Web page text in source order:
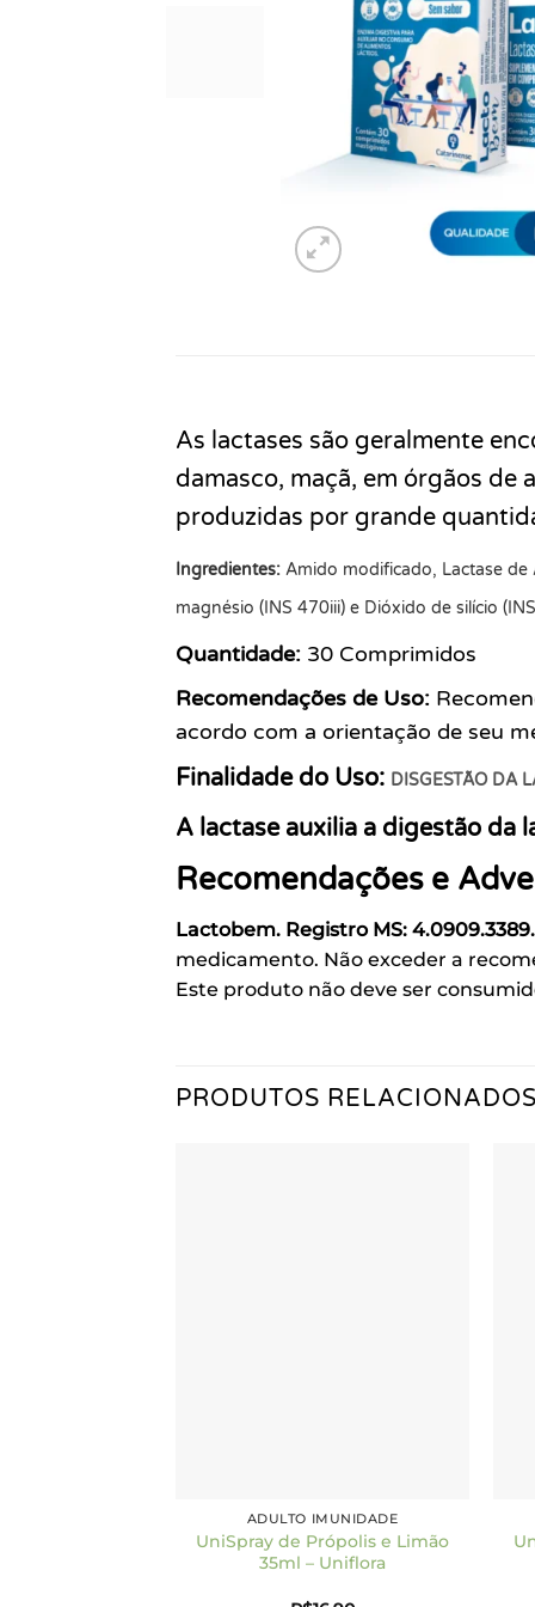
As lactases são geralmente
damasco, maçã, em órgãos
produzidas por grande
Ingredientes: Amido modificado, Lactase de
magnésio (INS 470iii) e Dióxido de silício
Quantidade: 30 Comprimidos
Recomendações de Uso:
acordo com a orientação de seu
Finalidade do Uso: DISGESTÃO DA
A lactase auxilia a digestão da
Recomendações e
Lactobem. Registro MS: 4.0909.3389.
medicamento. Não exceder a
Este produto não deve ser
PRODUTOS RELACIONADOS
ADULTO IMUNIDADE
UniSpray de Própolis e Limão
35ml – Uniflora